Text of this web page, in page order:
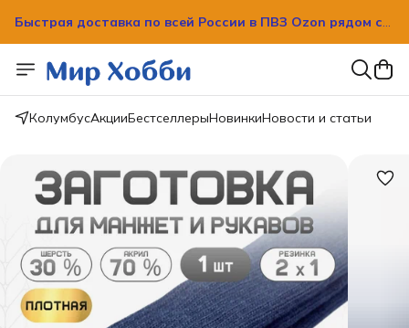
Быстрая доставка по всей России в ПВЗ Ozon рядом с
вашим домом!
Быстрая доставка по всей России в ПВЗ Ozon рядом с
вашим домом!
КолумбусАкцииБестселлерыНовинкиНовости и статьи